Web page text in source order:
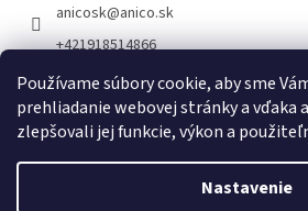
Používame súbory cookie, aby sme
prehliadanie webovej stránky a vďaka
zlepšovali jej funkcie, výkon a
Nastavenie
anicosk@anico.sk
+421918514866
ANICO Slovakia
anico_slovakia
Vytvoril